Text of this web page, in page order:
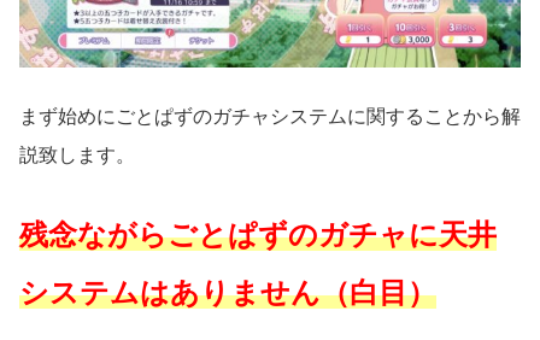
まず始めにごとぱずのガチャシステムに関することから解
説致します。
残念ながらごとぱずのガチャに天井
システムはありません（白目）